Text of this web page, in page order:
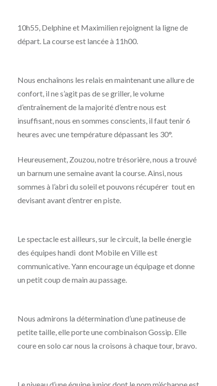
10h55, Delphine et Maximilien rejoignent la ligne de
départ. La course est lancée à 11h00.
Nous enchaînons les relais en maintenant une allure de
confort, il ne s’agit pas de se griller, le volume
d’entraînement de la majorité d’entre nous est
insuffisant, nous en sommes conscients, il faut tenir 6
heures avec une température dépassant les 30°.
Heureusement, Zouzou, notre trésorière, nous a trouvé
un barnum une semaine avant la course. Ainsi, nous
sommes à l’abri du soleil et pouvons récupérer tout en
devisant avant d’entrer en piste.
Le spectacle est ailleurs, sur le circuit, la belle énergie
des équipes handi dont Mobile en Ville est
communicative. Yann encourage un équipage et donne
un petit coup de main au passage.
Nous admirons la détermination d’une patineuse de
petite taille, elle porte une combinaison Gossip. Elle
coure en solo car nous la croisons à chaque tour, bravo.